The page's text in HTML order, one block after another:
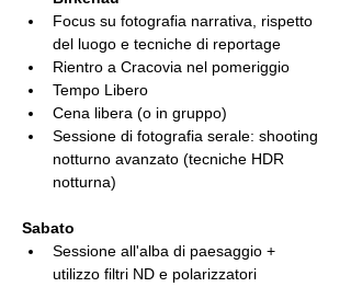
Focus su fotografia narrativa, rispetto
del luogo e tecniche di reportage
Rientro a Cracovia nel pomeriggio
Tempo Libero
Cena libera (o in gruppo)
Sessione di fotografia serale: shooting
notturno avanzato (tecniche HDR
notturna)
Sabato
Sessione all'alba di paesaggio +
utilizzo filtri ND e polarizzatori